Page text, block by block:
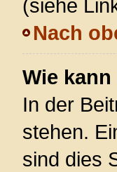
(siehe
Nach
Wie
In der
stehen.
sind dies